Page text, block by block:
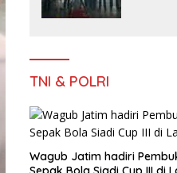
TNI & POLRI
Wagub Jatim hadiri